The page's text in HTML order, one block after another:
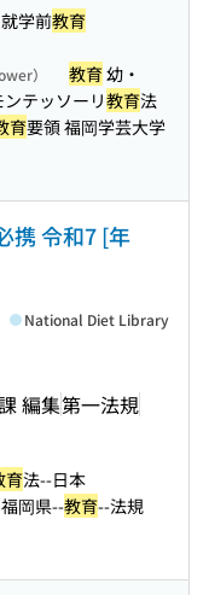
就学前教育
） 教育幼・
テッソーリ教育法
育要領 福岡学芸大学
携 令和7 [年
編集第一法規
National Diet Library
育法--日本
福岡県--教育--法規